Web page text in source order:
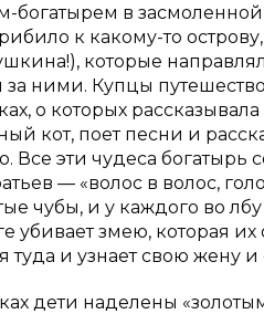
богатырем в
к какому-то
которые
ними. Купцы
о которых рассказывала
кот, поет песни и
Все эти чудеса богатырь
— «волос в волос,
чубы, и у каждого во
убивает змею, которая
туда и узнает свою жену
дети наделены